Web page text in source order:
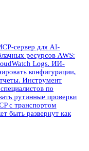
сервер для AI-
ресурсов AWS:
Logs. ИИ-
конфигурации,
Инструмент
по
рутинные проверки
с транспортом
быть развернут как